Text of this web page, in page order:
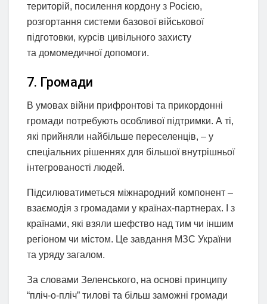
територій, посилення кордону з Росією,
розгортання системи базової військової
підготовки, курсів цивільного захисту
та домомедичної допомоги.
7. Громади
В умовах війни прифронтові та прикордонні
громади потребують особливої ​​підтримки. А ті,
які прийняли найбільше переселенців, – у
спеціальних рішеннях для більшої внутрішньої
інтегрованості людей.
Підсилюватиметься міжнародний компонент –
взаємодія з громадами у країнах-партнерах. І з
країнами, які взяли шефство над тим чи іншим
регіоном чи містом. Це завдання МЗС України
та уряду загалом.
За словами Зеленського, на основі принципу
“пліч-о-пліч” тилові та більш заможні громади